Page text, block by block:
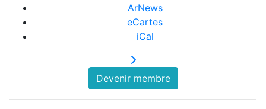
ArNews
eCartes
iCal
Devenir membre